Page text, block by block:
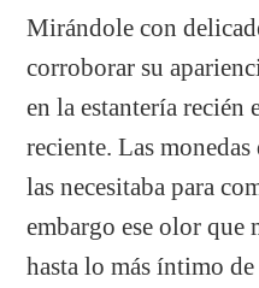
Mirándole con
corroborar su
en la estantería recién
reciente. Las
las necesitaba para
embargo ese olor que
hasta lo más íntimo